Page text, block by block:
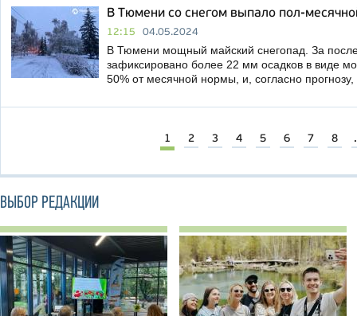
В Тюмени со снегом выпало пол-
12:15 04.05.2024
В Тюмени мощный майский снегопад. За
зафиксировано более 22 мм осадков в виде
50% от месячной нормы, и, согласно
1 2 3 4 5 6 7 8
ВЫБОР РЕДАКЦИИ